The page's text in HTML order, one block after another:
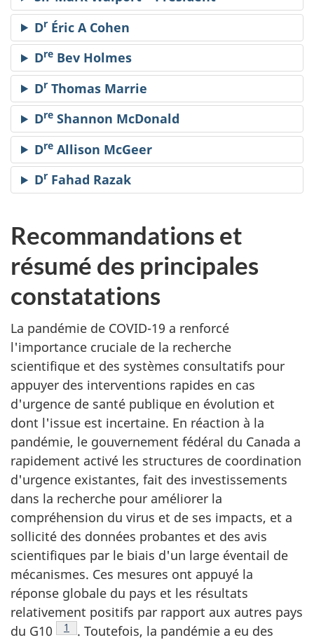
Dr Éric A Cohen
Dre Bev Holmes
Dr Thomas Marrie
Dre Shannon McDonald
Dre Allison McGeer
Dr Fahad Razak
Recommandations et
résumé des principales
constatations
La pandémie de COVID-19 a renforcé
l'importance cruciale de la recherche
scientifique et des systèmes consultatifs pour
appuyer des interventions rapides en cas
d'urgence de santé publique en évolution et
dont l'issue est incertaine. En réaction à la
pandémie, le gouvernement fédéral du Canada a
rapidement activé les structures de coordination
d'urgence existantes, fait des investissements
dans la recherche pour améliorer la
compréhension du virus et de ses impacts, et a
sollicité des données probantes et des avis
scientifiques par le biais d'un large éventail de
mécanismes. Ces mesures ont appuyé la
réponse globale du pays et les résultats
relativement positifs par rapport aux autres pays
du G10
Note de bas de page
1
. Toutefois, la pandémie a eu des